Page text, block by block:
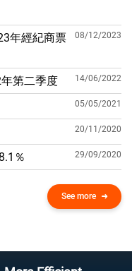
年經紀商票
08/12/2023
第二季度 14/06/2022
05/05/2021
20/11/2020
％ 29/09/2020
See more